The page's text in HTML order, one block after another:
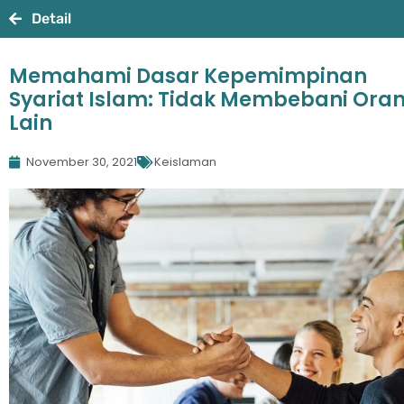
Detail
Memahami Dasar Kepemimpinan
Syariat Islam: Tidak Membebani
Lain
November 30, 2021 Keislaman